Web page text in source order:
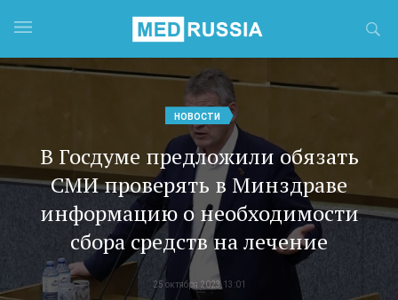
НОВОСТИ
В Госдуме предложили обязать
СМИ проверять в Минздраве
информацию о необходимости
сбора средств на лечение
25 октября 2023 13:01